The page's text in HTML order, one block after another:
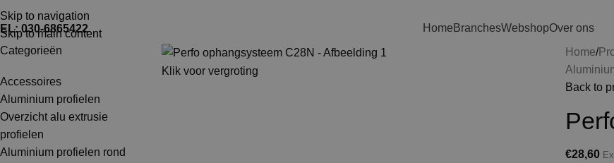
Skip to navigation
Skip to main content
030-6865422
Home BranchesWebshopOver ons
Categorieën
Accessoires
Aluminium profielen
Overzicht alu extrusie
profielen
Aluminium profielen rond
Klik voor vergroting
Home
Back to
€28,60